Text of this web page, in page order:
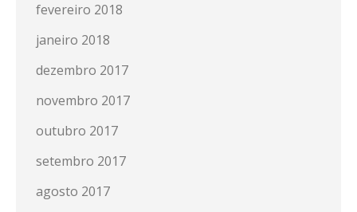
fevereiro 2018
janeiro 2018
dezembro 2017
novembro 2017
outubro 2017
setembro 2017
agosto 2017